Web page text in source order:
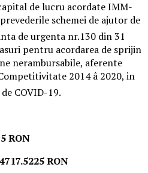
de lucru acordate IMM-
schemei de ajutor de
de urgenta nr.130 din 31
pentru acordarea de sprijin
nerambursabile, aferente
2014 â 2020, in
COVID-19.
RON
RON